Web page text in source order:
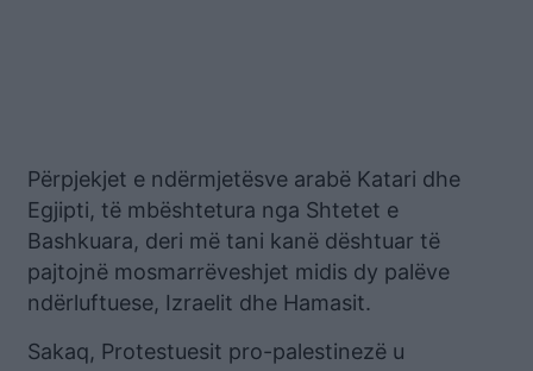
Përpjekjet e ndërmjetësve arabë Katari dhe
Egjipti, të mbështetura nga Shtetet e
Bashkuara, deri më tani kanë dështuar të
pajtojnë mosmarrëveshjet midis dy palëve
ndërluftuese, Izraelit dhe Hamasit.
Sakaq, Protestuesit pro-palestinezë u